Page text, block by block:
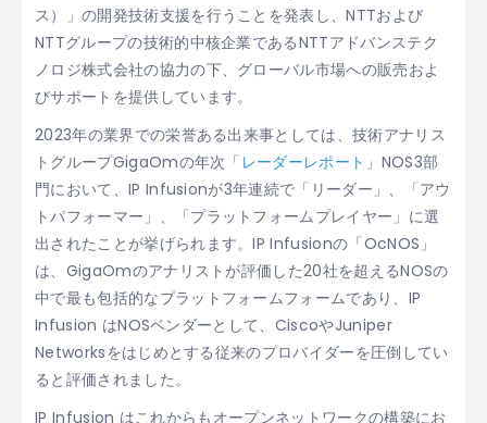
ス）」の開発技術支援を行うことを発表し、NTTおよび
NTTグループの技術的中核企業であるNTTアドバンステク
ノロジ株式会社の協力の下、グローバル市場への販売およ
びサポートを提供しています。
2023年の業界での栄誉ある出来事としては、技術アナリス
トグループGigaOmの年次「 レーダーレポート 」NOS3部
門において、IP Infusionが3年連続で「リーダー」、「アウ
トパフォーマー」、「プラットフォームプレイヤー」に選
出されたことが挙げられます。IP Infusionの「OcNOS」
は、GigaOmのアナリストが評価した20社を超えるNOSの
中で最も包括的なプラットフォームフォームであり、IP
Infusion はNOSベンダーとして、CiscoやJuniper
Networksをはじめとする従来のプロバイダーを圧倒してい
ると評価されました。
IP Infusion はこれからもオープンネットワークの構築にお